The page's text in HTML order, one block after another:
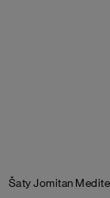
Šaty Jomitan